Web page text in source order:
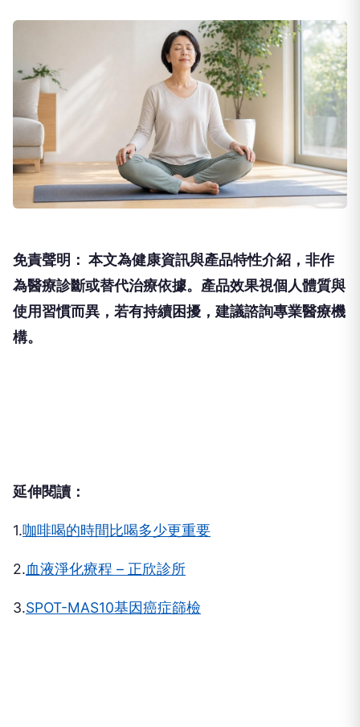
免責聲明： 本文為健康資訊與產品特性介紹，非作
為醫療診斷或替代治療依據。產品效果視個人體質與
使用習慣而異，若有持續困擾，建議諮詢專業醫療機
構。
延伸閱讀：
1.咖啡喝的時間比喝多少更重要
2.血液淨化療程 – 正欣診所
3.SPOT-MAS10基因癌症篩檢